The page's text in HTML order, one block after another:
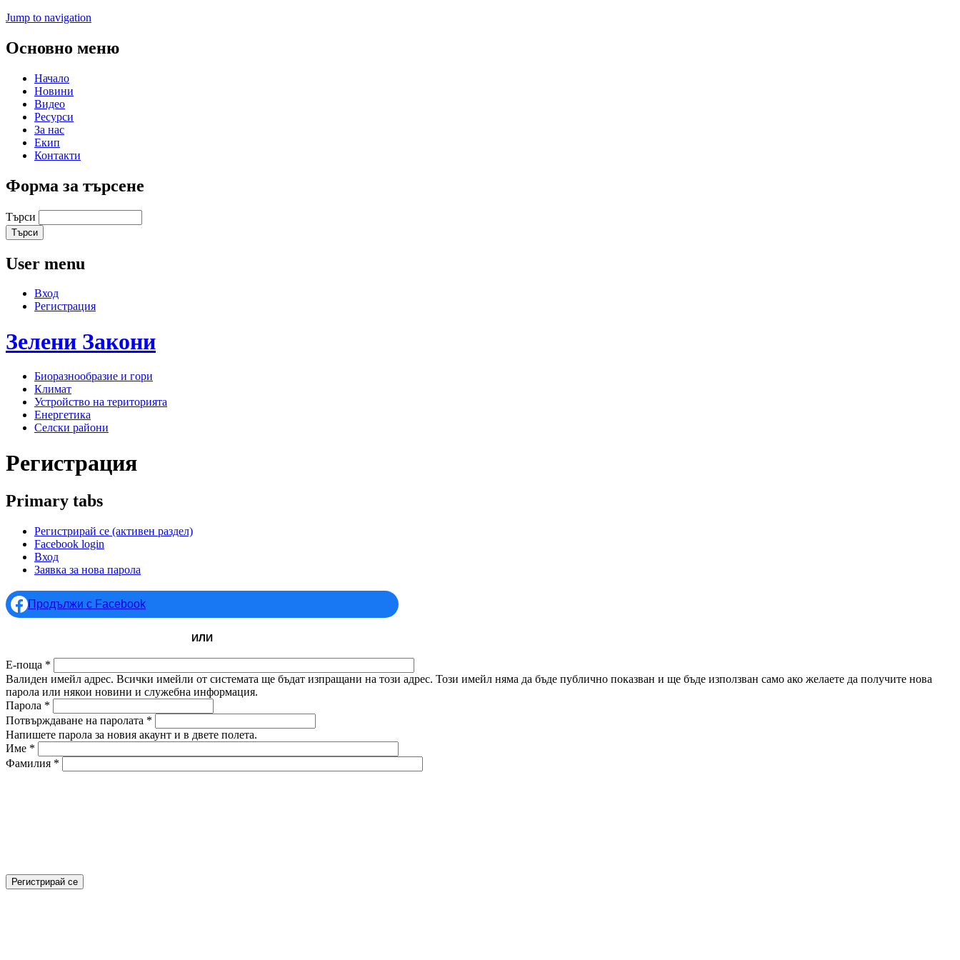
Jump to navigation
Основно меню
Начало
Новини
Видео
Ресурси
За нас
Екип
Контакти
Форма за търсене
Търси
User menu
Вход
Регистрация
Зелени Закони
Биоразнообразие и гори
Климат
Устройство на територията
Енергетика
Селски райони
Регистрация
Primary tabs
Регистрирай се (активен раздел)
Facebook login
Вход
Заявка за нова парола
Продължи с Facebook
ИЛИ
Е-поща *
Валиден имейл адрес. Всички имейли от системата ще бъдат изпращани на този адрес. Този имейл няма да бъде публично показван и ще бъде използван само ако желаете да получите нова
парола или някои новини и служебна информация.
Парола *
Потвърждаване на паролата *
Напишете парола за новия акаунт и в двете полета.
Име *
Фамилия *